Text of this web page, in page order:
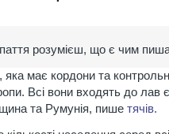
розумієш, що є чим
має кордони та
Всі вони входять до лав
та Румунія, пише тячів.